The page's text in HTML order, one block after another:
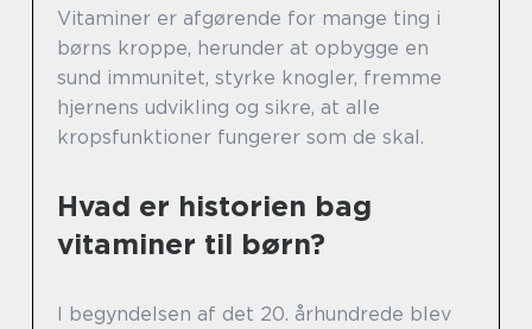
Vitaminer er afgørende for mange ting i
børns kroppe, herunder at opbygge en
sund immunitet, styrke knogler, fremme
hjernens udvikling og sikre, at alle
kropsfunktioner fungerer som de skal.
Hvad er historien bag
vitaminer til børn?
I begyndelsen af det 20. århundrede blev